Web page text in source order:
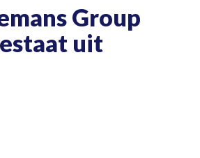
Group
uit